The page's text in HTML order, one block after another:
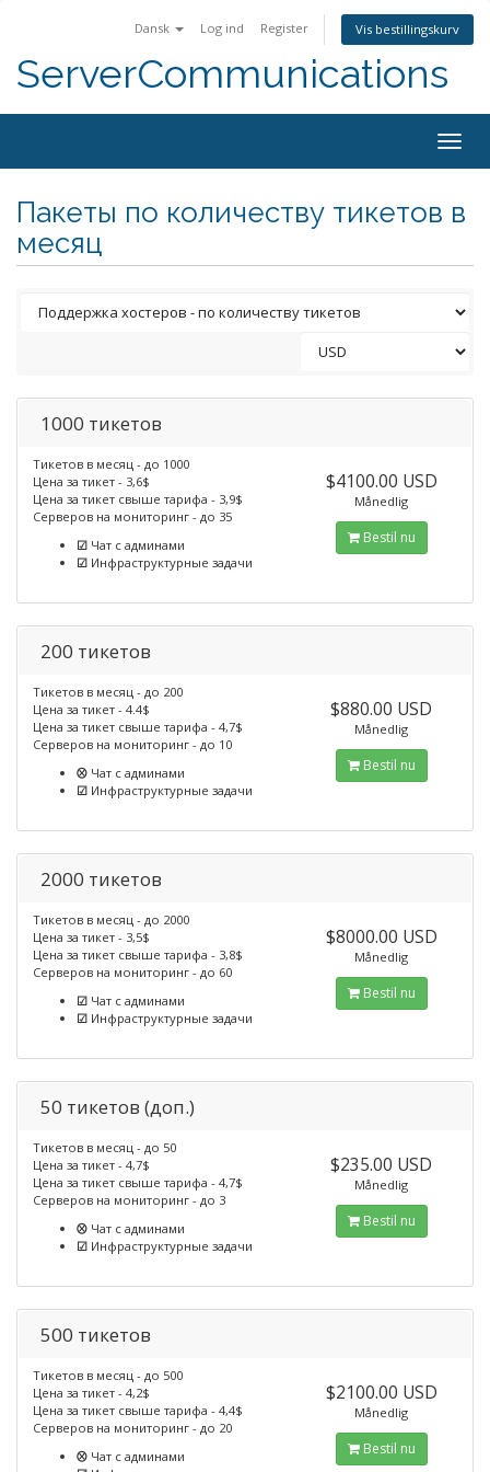
Dansk Log ind Register Vis bestillingskurv
ServerCommunications
Пакеты по количеству тикетов в
месяц
1000 тикетов
Тикетов в месяц - до 1000
Цена за тикет - 3,6$
Цена за тикет свыше тарифа - 3,9$
Серверов на мониторинг - до 35
☑ Чат с админами
☑ Инфраструктурные задачи
$4100.00 USD
Månedlig
Bestil nu
200 тикетов
Тикетов в месяц - до 200
Цена за тикет - 4.4$
Цена за тикет свыше тарифа - 4,7$
Серверов на мониторинг - до 10
⮾ Чат с админами
☑ Инфраструктурные задачи
$880.00 USD
Månedlig
Bestil nu
2000 тикетов
Тикетов в месяц - до 2000
Цена за тикет - 3,5$
Цена за тикет свыше тарифа - 3,8$
Серверов на мониторинг - до 60
☑ Чат с админами
☑ Инфраструктурные задачи
$8000.00 USD
Månedlig
Bestil nu
50 тикетов (доп.)
Тикетов в месяц - до 50
Цена за тикет - 4,7$
Цена за тикет свыше тарифа - 4,7$
Серверов на мониторинг - до 3
⮾ Чат с админами
☑ Инфраструктурные задачи
$235.00 USD
Månedlig
Bestil nu
500 тикетов
Тикетов в месяц - до 500
Цена за тикет - 4,2$
Цена за тикет свыше тарифа - 4,4$
Серверов на мониторинг - до 20
⮾ Чат с админами
$2100.00 USD
Månedlig
Bestil nu